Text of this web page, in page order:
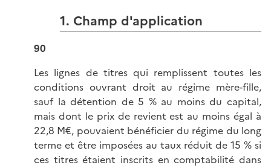
1. Champ d'application
90
Les lignes de titres qui remplissent toutes les
conditions ouvrant droit au régime mère-fille,
sauf la détention de 5 % au moins du capital,
mais dont le prix de revient est au moins égal à
22,8 M€, pouvaient bénéficier du régime du long
terme et être imposées au taux réduit de 15 % si
ces titres étaient inscrits en comptabilité dans